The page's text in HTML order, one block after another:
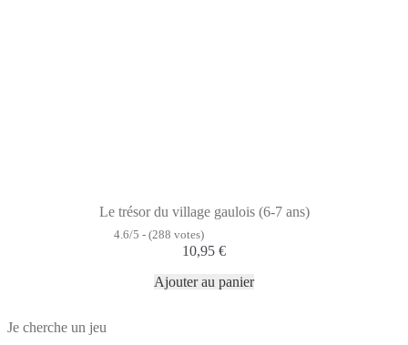
Le trésor du village gaulois (6-7 ans)
4.6/5 - (288 votes)
10,95 €
Ajouter au panier
Je cherche un jeu